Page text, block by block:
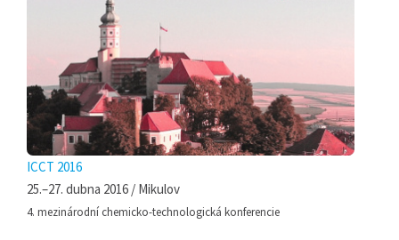
ICCT 2016
25.–27. dubna 2016 / Mikulov
4. mezinárodní chemicko-technologická konferencie